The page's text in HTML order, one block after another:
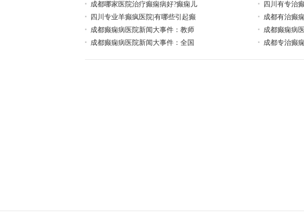
成都哪家医院治疗癫痫病好?癫痫儿
四川有专治
四川专业羊癫疯医院|有哪些引起癫
成都有治癫
成都癫痫病医院新闻大事件：教师
成都癫痫病
成都癫痫病医院新闻大事件：全国
成都专治癫